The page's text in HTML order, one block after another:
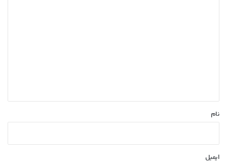
نام
ایمیل